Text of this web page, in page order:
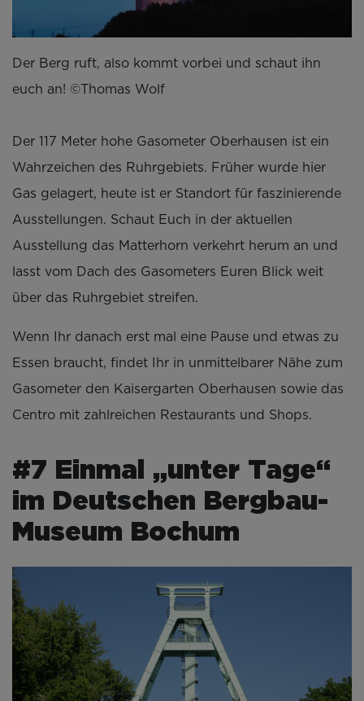
Der Berg ruft, also kommt vorbei und schaut ihn
euch an! ©Thomas Wolf
Der 117 Meter hohe Gasometer Oberhausen ist ein
Wahrzeichen des Ruhrgebiets. Früher wurde hier
Gas gelagert, heute ist er Standort für faszinierende
Ausstellungen. Schaut Euch in der aktuellen
Ausstellung das Matterhorn verkehrt herum an und
lasst vom Dach des Gasometers Euren Blick weit
über das Ruhrgebiet streifen.
Wenn Ihr danach erst mal eine Pause und etwas zu
Essen braucht, findet Ihr in unmittelbarer Nähe zum
Gasometer den Kaisergarten Oberhausen sowie das
Centro mit zahlreichen Restaurants und Shops.
#7 Einmal „unter Tage“
im Deutschen Bergbau-
Museum Bochum